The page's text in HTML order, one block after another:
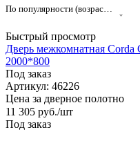
Быстрый просмотр
Дверь межкомнатная
2000*800
Под заказ
Артикул: 46226
Цена за дверное полотно
11 305 руб./шт
Под заказ